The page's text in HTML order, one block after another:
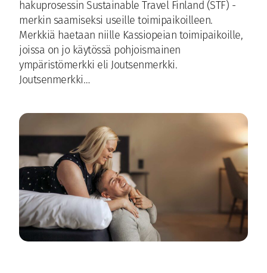
hakuprosessin Sustainable Travel Finland (STF) -
merkin saamiseksi useille toimipaikoilleen.
Merkkiä haetaan niille Kassiopeian toimipaikoille,
joissa on jo käytössä pohjoismainen
ympäristömerkki eli Joutsenmerkki.
Joutsenmerkki…